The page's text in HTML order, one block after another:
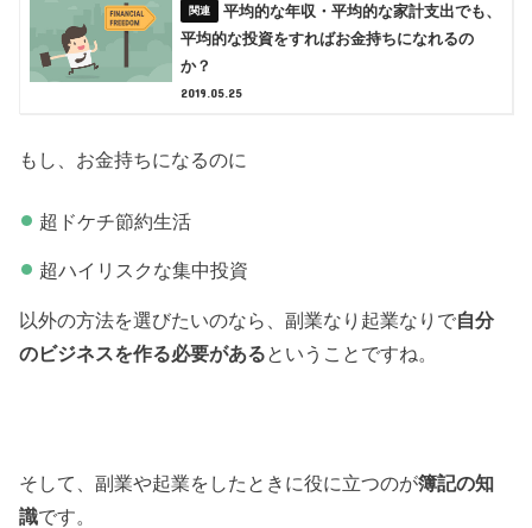
平均的な年収・平均的な家計支出でも、
平均的な投資をすればお金持ちになれるの
か？
2019.05.25
もし、お金持ちになるのに
超ドケチ節約生活
超ハイリスクな集中投資
以外の方法を選びたいのなら、副業なり起業なりで自分
のビジネスを作る必要があるということですね。
そして、副業や起業をしたときに役に立つのが簿記の知
識です。